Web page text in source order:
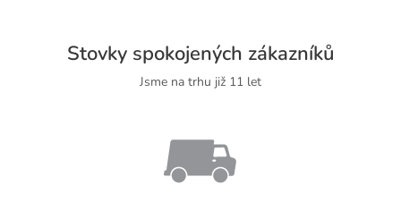
Stovky spokojených zákazníků
Jsme na trhu již 11 let